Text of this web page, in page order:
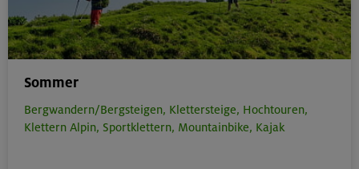
Sommer
Bergwandern/Bergsteigen, Klettersteige, Hochtouren,
Klettern Alpin, Sportklettern, Mountainbike, Kajak